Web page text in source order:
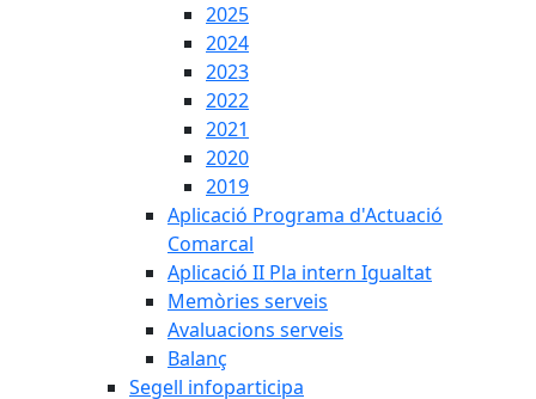
2025
2024
2023
2022
2021
2020
2019
Aplicació Programa d'Actuació
Comarcal
Aplicació II Pla intern Igualtat
Memòries serveis
Avaluacions serveis
Balanç
Segell infoparticipa